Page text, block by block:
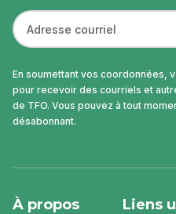
En soumettant vos coordonnées,
pour recevoir des courriels et
de TFO. Vous pouvez à tout
désabonnant.
À propos Liens